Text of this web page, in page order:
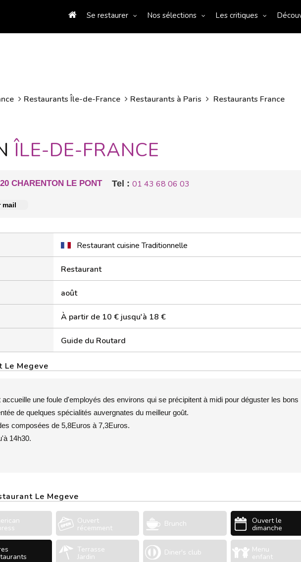
Se restaurer Nos sélections Les critiques
Restaurants Île-de-France Restaurants à Paris Restaurants France
ÎLE-DE-FRANCE
CHARENTON LE PONT Tel : 01 43 68 06 03
mail
Restaurant cuisine Traditionnelle
Restaurant
août
À partir de 10 € jusqu'à 18 €
Guide du Routard
Le Megeve
une foule d'employés des environs qui se précipitent à midi pour déguster les bons
de quelques spécialités auvergnates du meilleur goût.
composées de 5,8Euros à 7,3Euros.
14h30.
Le Megeve
Ouvert
récemment Brunch Ouvert le
dimanche
Terrasse
Jardin Diner's club Menu
enfant